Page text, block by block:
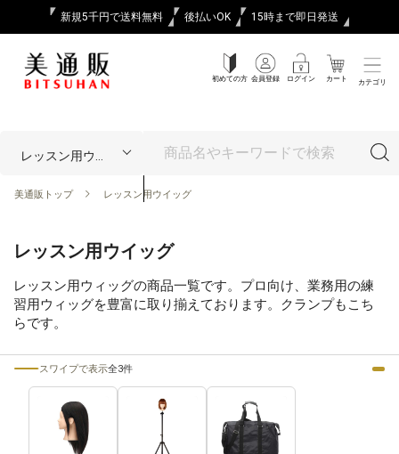
新規5千円で送料無料 後払いOK 15時まで即日発送
初めての方 会員登録 ログイン カート カテゴリ
美通販トップ レッスン用ウイッグ
レッスン用ウイッグ
レッスン用ウィッグの商品一覧です。プロ向け、業務用の練
習用ウィッグを豊富に取り揃えております。クランプもこち
らです。
スワイプで表示全3件